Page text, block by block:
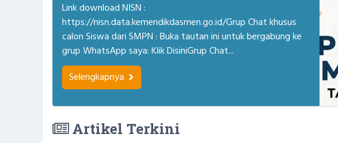
Link download NISN :
https://nisn.data.kemendikdasmen.go.id/Grup Chat khusus
calon Siswa dari SMPN : Buka tautan ini untuk bergabung ke
grup WhatsApp saya: Klik DisiniGrup Chat...
Selengkapnya
Artikel Terkini